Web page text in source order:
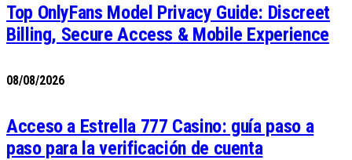
Top OnlyFans Model Privacy Guide: Discreet
Billing, Secure Access & Mobile Experience
08/08/2026
Acceso a Estrella 777 Casino: guía paso a
paso para la verificación de cuenta